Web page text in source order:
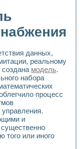
анализа в
программно -
тиристорным
INSTRUMENTS для
стенда для
диагностики
свойств
и развития
томограф на
данных,
реальному
создана модель.
набора
процесс
и
того или иного